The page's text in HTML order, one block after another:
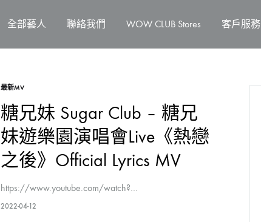
全部藝人 聯絡我們 WOW CLUB Stores 客戶服務
最新MV
糖兄妹 Sugar Club – 糖兄
妹遊樂園演唱會Live《熱戀
之後》Official Lyrics MV
https://www.youtube.com/watch?…
2022-04-12